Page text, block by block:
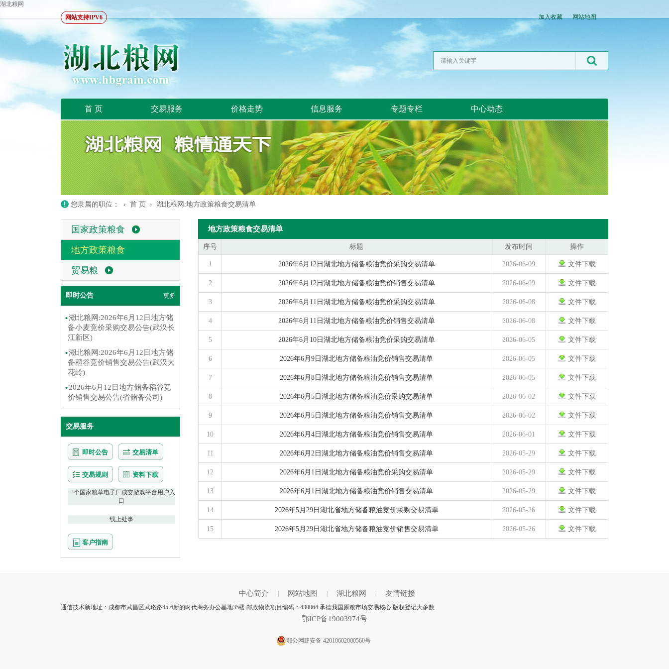
湖北粮网
网站支持IPV6
加入收藏 网站地图
首 页 交易服务 价格走势 信息服务 专题专栏 中心动态
湖北粮网:湖北粮网
您隶属的职位： › 首 页 › 湖北粮网:地方政策粮食交易清单
国家政策粮食
地方政策粮食
贸易粮
即时公告 更多
湖北粮网:2026年6月12日地方储
备小麦竞价采购交易公告(武汉长
江新区)
湖北粮网:2026年6月12日地方储
备稻谷竞价销售交易公告(武汉大
花岭)
2026年6月12日地方储备稻谷竞
价销售交易公告(省储备公司)
交易服务
即时公告 交易清单
交易规则 资料下载
一个国家粮草电子厂成交游戏平台用户入
口
线上处事
客户指南
地方政策粮食交易清单
序号 标题 发布时间 操作
1 2026年6月12日湖北地方储备粮油竞价采购交易清单 2026-06-09 文件下载
2 2026年6月12日湖北地方储备粮油竞价销售交易清单 2026-06-09 文件下载
3 2026年6月11日湖北地方储备粮油竞价采购交易清单 2026-06-08 文件下载
4 2026年6月11日湖北地方储备粮油竞价销售交易清单 2026-06-08 文件下载
5 2026年6月10日湖北地方储备粮油竞价采购交易清单 2026-06-05 文件下载
6 2026年6月9日湖北地方储备粮油竞价销售交易清单 2026-06-05 文件下载
7 2026年6月8日湖北地方储备粮油竞价销售交易清单 2026-06-05 文件下载
8 2026年6月5日湖北地方储备粮油竞价采购交易清单 2026-06-02 文件下载
9 2026年6月5日湖北地方储备粮油竞价销售交易清单 2026-06-02 文件下载
10 2026年6月4日湖北地方储备粮油竞价销售交易清单 2026-06-01 文件下载
11 2026年6月2日湖北地方储备粮油竞价销售交易清单 2026-05-29 文件下载
12 2026年6月1日湖北地方储备粮油竞价采购交易清单 2026-05-29 文件下载
13 2026年6月1日湖北地方储备粮油竞价销售交易清单 2026-05-29 文件下载
14 2026年5月29日湖北省地方储备粮油竞价采购交易清单 2026-05-26 文件下载
15 2026年5月29日湖北省地方储备粮油竞价销售交易清单 2026-05-26 文件下载
中心简介 网站地图 湖北粮网 友情链接
通信技术新地址：成都市武昌区武珞路45-6新的时代商务办公基地35楼 邮政物流项目编码：430064 承德我国原粮市场交易核心 版权登记大多数
鄂ICP备19003974号
鄂公网IP安备 42010602000560号